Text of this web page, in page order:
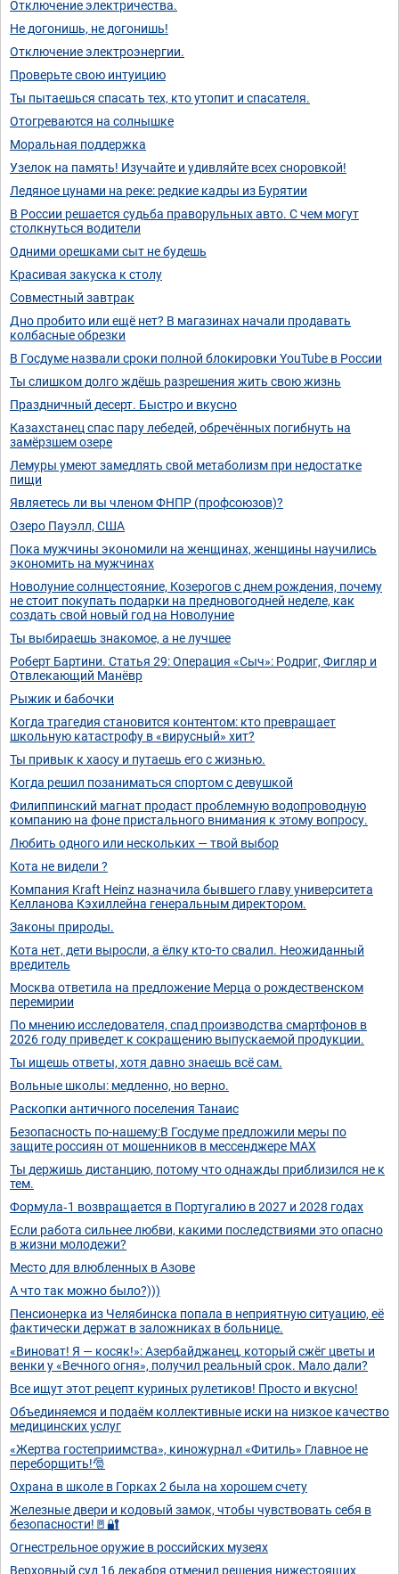
Отключение электричества.
Не догонишь, не догонишь!
Отключение электроэнергии.
Проверьте свою интуицию
Ты пытаешься спасать тех, кто утопит и спасателя.
Отогреваются на солнышке
Моральная поддержка
Узелок на память! Изучайте и удивляйте всех сноровкой!
Ледяное цунами на реке: редкие кадры из Бурятии
В России решается судьба праворульных авто. С чем могут
столкнуться водители
Одними орешками сыт не будешь
Красивая закуска к столу
Совместный завтрак
Дно пробито или ещё нет? В магазинах начали продавать
колбасные обрезки
В Госдуме назвали сроки полной блокировки YouTube в России
Ты слишком долго ждёшь разрешения жить свою жизнь
Праздничный десерт. Быстро и вкусно
Казахстанец спас пару лебедей, обречённых погибнуть на
замёрзшем озере
Лемуры умеют замедлять свой метаболизм при недостатке
пищи
Являетесь ли вы членом ФНПР (профсоюзов)?
Озеро Пауэлл, США
Пока мужчины экономили на женщинах, женщины научились
экономить на мужчинах
Новолуние солнцестояние, Козерогов с днем рождения, почему
не стоит покупать подарки на предновогодней неделе, как
создать свой новый год на Новолуние
Ты выбираешь знакомое, а не лучшее
Роберт Бартини. Статья 29: Операция «Сыч»: Родриг, Фигляр и
Отвлекающий Манёвр
Рыжик и бабочки
Когда трагедия становится контентом: кто превращает
школьную катастрофу в «вирусный» хит?
Ты привык к хаосу и путаешь его с жизнью.
Когда решил позаниматься спортом с девушкой
Филиппинский магнат продаст проблемную водопроводную
компанию на фоне пристального внимания к этому вопросу.
Любить одного или нескольких — твой выбор
Кота не видели ?
Компания Kraft Heinz назначила бывшего главу университета
Келланова Кэхиллейна генеральным директором.
Законы природы.
Кота нет, дети выросли, а ёлку кто-то свалил. Неожиданный
вредитель
Москва ответила на предложение Мерца о рождественском
перемирии
По мнению исследователя, спад производства смартфонов в
2026 году приведет к сокращению выпускаемой продукции.
Ты ищешь ответы, хотя давно знаешь всё сам.
Вольные школы: медленно, но верно.
Раскопки античного поселения Танаис
Безопасность по-нашему:В Госдуме предложили меры по
защите россиян от мошенников в мессенджере МАХ
Ты держишь дистанцию, потому что однажды приблизился не к
тем.
Формула‑1 возвращается в Португалию в 2027 и 2028 годах
Если работа сильнее любви, какими последствиями это опасно
в жизни молодежи?
Место для влюбленных в Азове
А что так можно было?)))
Пенсионерка из Челябинска попала в неприятную ситуацию, её
фактически держат в заложниках в больнице.
«Виноват! Я — косяк!»: Азербайджанец, который сжёг цветы и
венки у «Вечного огня», получил реальный срок. Мало дали?
Все ищут этот рецепт куриных рулетиков! Просто и вкусно!
Объединяемся и подаём коллективные иски на низкое качество
медицинских услуг
«Жертва гостеприимства», киножурнал «Фитиль» Главное не
переборщить!🎅
Охрана в школе в Горках 2 была на хорошем счету
Железные двери и кодовый замок, чтобы чувствовать себя в
безопасности!🚪🔐
Огнестрельное оружие в российских музеях
Верховный суд 16 декабря отменил решения нижестоящих